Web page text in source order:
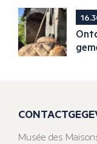
Musée des